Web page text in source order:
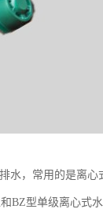
水，常用的是离
BZ型单级离心式